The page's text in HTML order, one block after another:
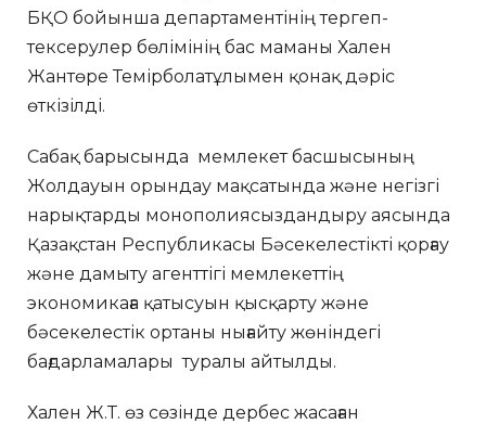
БҚО бойынша департаментінің тергеп-
тексерулер бөлімінің бас маманы Хален
Жантөре Темірболатұлымен қонақ дәріс
өткізілді.
Сабақ барысында мемлекет басшысының
Жолдауын орындау мақсатында және негізгі
нарықтарды монополиясыздандыру аясында
Қазақстан Республикасы Бәсекелестікті қорғау
және дамыту агенттігі мемлекеттің
экономикаға қатысуын қысқарту және
бәсекелестік ортаны нығайту жөніндегі
бағдарламалары туралы айтылды.
Хален Ж.Т. өз сөзінде дербес жасаған